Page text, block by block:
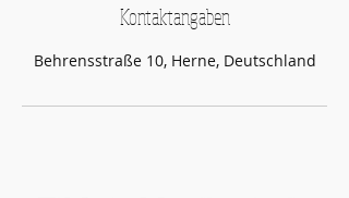
d
t
Kontaktangaben
Behrensstraße 10, Herne, Deutschland